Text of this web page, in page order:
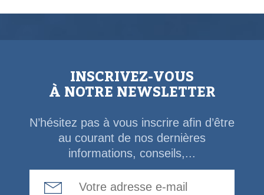
INSCRIVEZ-VOUS
À NOTRE NEWSLETTER
N’hésitez pas à vous inscrire afin d’être
au courant de nos dernières
informations, conseils,...